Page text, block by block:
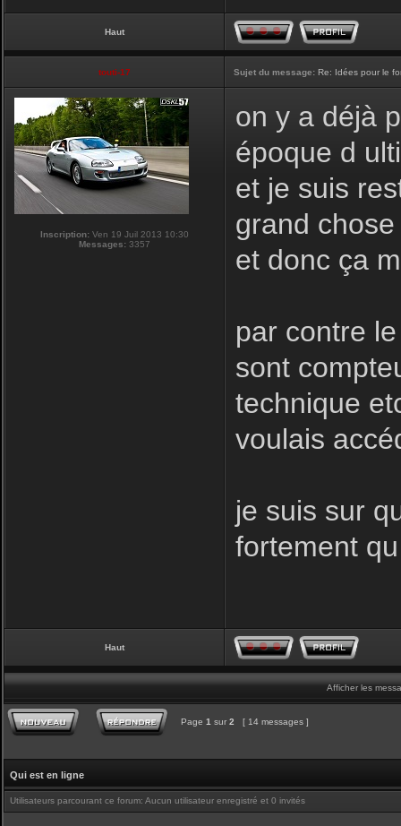
Haut
touti-17 Sujet du message: Re: Idées pour le
Inscription: Ven 19 Juil 2013 10:30
Messages: 3357
on y a déjà
époque d
et je suis
grand
et donc ça
par contre
sont
technique
voulais
je suis sur
fortement
Haut
Afficher les
Page 1 sur 2 [ 14 messages ]
Qui est en ligne
Utilisateurs parcourant ce forum: Aucun utilisateur enregistré et 0 invités